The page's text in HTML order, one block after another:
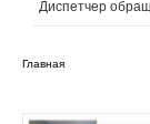
Диспетчер
Главная